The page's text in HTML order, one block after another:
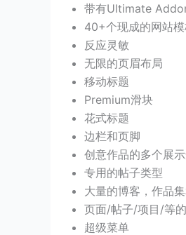
带有Ultimate
40+个现成的网站模
反应灵敏
无限的页眉布局
移动标题
Premium滑块
花式标题
边栏和页脚
创意作品的多个展
专用的帖子类型
大量的博客，作品
页面/帖子/项目/等
超级菜单